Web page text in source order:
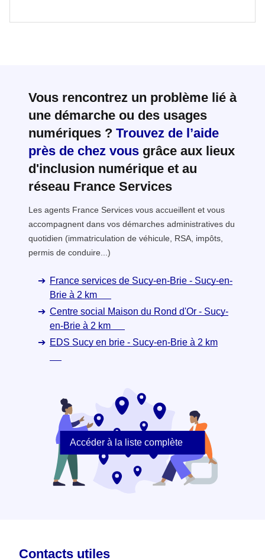
Vous rencontrez un problème lié à
une démarche ou des usages
numériques ? Trouvez de l’aide
près de chez vous grâce aux lieux
d'inclusion numérique et au
réseau France Services
Les agents France Services vous accueillent et vous
accompagnent dans vos démarches administratives du
quotidien (immatriculation de véhicule, RSA, impôts,
permis de conduire...)
France services de Sucy-en-Brie - Sucy-en-
Brie à 2 km
Centre social Maison du Rond d'Or - Sucy-
en-Brie à 2 km
EDS Sucy en brie - Sucy-en-Brie à 2 km
Accéder à la liste complète
Contacts utiles